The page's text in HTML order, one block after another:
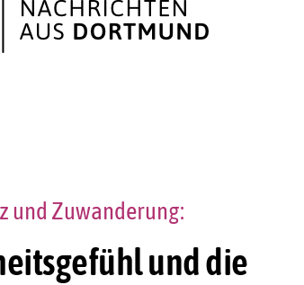
und die
und Zuwanderung: